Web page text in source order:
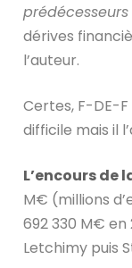
prédécesseurs
dérives
l’auteur.
Certes, F-DE-
difficile mais il
L’encours de
M€ (millions
692 330 M€ en
Letchimy puis